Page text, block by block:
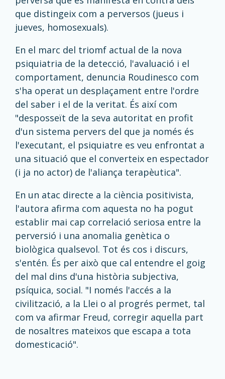
que distingeix com a perversos (jueus i
jueves, homosexuals).
En el marc del triomf actual de la nova
psiquiatria de la detecció, l'avaluació i el
comportament, denuncia Roudinesco com
s'ha operat un desplaçament entre l'ordre
del saber i el de la veritat. És així com
"desposseït de la seva autoritat en profit
d'un sistema pervers del que ja només és
l'executant, el psiquiatre es veu enfrontat a
una situació que el converteix en espectador
(i ja no actor) de l'aliança terapèutica".
En un atac directe a la ciència positivista,
l'autora afirma com aquesta no ha pogut
establir mai cap correlació seriosa entre la
perversió i una anomalia genètica o
biològica qualsevol. Tot és cos i discurs,
s'entén. És per això que cal entendre el goig
del mal dins d'una història subjectiva,
psíquica, social. "I només l'accés a la
civilització, a la Llei o al progrés permet, tal
com va afirmar Freud, corregir aquella part
de nosaltres mateixos que escapa a tota
domesticació".